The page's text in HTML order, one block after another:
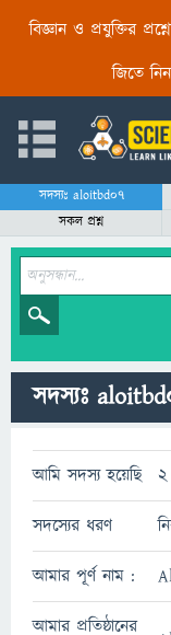
বিজ্ঞান ও প্রযুক্তির
জিতে
সদস্যঃ aloitbd07
সকল প্রশ্ন
সদস্যঃ
আমি সদস্য হয়েছি 2
সদস্যের ধরণ
আমার পূর্ণ নাম :
আমার প্রতিষ্ঠানের